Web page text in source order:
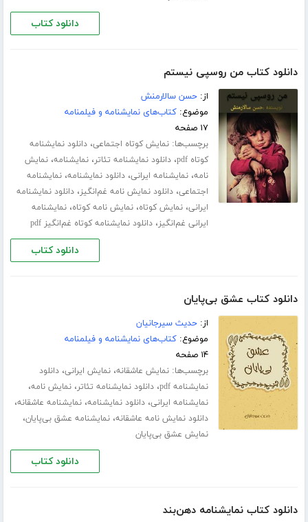
دانلود کتاب
دانلود کتاب من روسپی نیستم
از:حسن سالارمنش
موضوع:کتاب‌های نمایشنامه و فیلمنامه
۱۷ صفحه
برچسب‌ها:نمایش کوتاه اجتماعی،دانلود نمایشنامه
کوتاه pdf
،دانلود نمایشنامه تئاتر،نمایشنامه،نمایش
نامه،نمایشنامه ایرانی،دانلود نمایشنامه،نمایشنامه
اجتماعی،دانلود نمایش نامه غم‌انگیز،دانلود نمایشنامه
ایرانی،نمایش کوتاه،نمایش نامه کوتاه،نمایشنامه
ایرانی غم‌انگیز،دانلود نمایشنامه کوتاه غم‌انگیز pdf
دانلود کتاب
دانلود کتاب عشق بی‌پایان
از:حدیث سیرجانیان
موضوع:کتاب‌های نمایشنامه و فیلمنامه
۱۴ صفحه
برچسب‌ها:نمایش عاشقانه،نمایش ایرانی،دانلود
نمایشنامه pdf
،دانلود نمایشنامه تئاتر،نمایش نامه،
نمایشنامه ایرانی،دانلود نمایشنامه،نمایشنامه عاشقانه،
دانلود نمایش نامه عاشقانه،نمایشنامه عشق بی‌پایان،
نمایش عشق بی‌پایان
دانلود کتاب
دانلود کتاب نمایشنامه دهن‌بند